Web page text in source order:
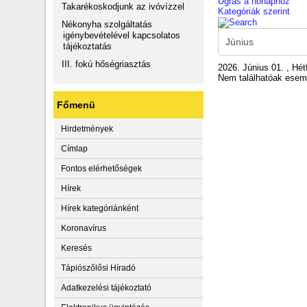
Takarékoskodjunk az ivóvízzel
Nékonyha szolgáltatás
igénybevételével kapcsolatos
tájékoztatás
III. fokú hőségriasztás
Főmenü
Hirdetmények
Címlap
Fontos elérhetőségek
Hírek
Hírek kategóriánként
Koronavírus
Keresés
Tápiószőlősi Híradó
Adatkezelési tájékoztató
Kategóriák szerint
2026. Június 01. ,
Nem találhatóak